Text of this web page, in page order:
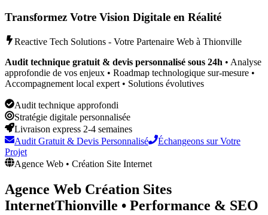
Transformez Votre Vision Digitale en Réalité
Reactive Tech Solutions - Votre Partenaire Web à Thionville
Audit technique gratuit & devis personnalisé sous 24h • Analyse
approfondie de vos enjeux • Roadmap technologique sur-mesure •
Accompagnement local expert • Solutions évolutives
Audit technique approfondi
Stratégie digitale personnalisée
Livraison express 2-4 semaines
Audit Gratuit & Devis Personnalisé
Échangeons sur Votre
Projet
Agence Web • Création Site Internet
Agence Web Création Sites
InternetThionville • Performance & SEO